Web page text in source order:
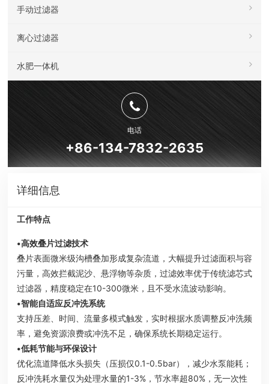
手动过滤器
离心过滤器
水肥一体机
电话
+86-134-7832-2635
详细信息
工作特点
•高效叠片过滤技术
叠片表面微米级沟槽叠加形成复杂流道，大幅提升过滤面积与容
污量，高效拦截泥沙、悬浮物等杂质，过滤效率优于传统滤芯式
过滤器，精度稳定在10-300微米，且不受水流波动影响。
•智能自适应反冲洗系统
支持压差、时间、流量多模式触发，实时根据水质调整反冲洗频
率，避免资源浪费或冲洗不足，确保系统长期稳定运行。
•低耗节能与环保设计
优化流道降低水头损失（压损仅0.1-0.5bar），减少水泵能耗；
反冲洗耗水量仅为处理水量的1-3%，节水率超80%，无一次性